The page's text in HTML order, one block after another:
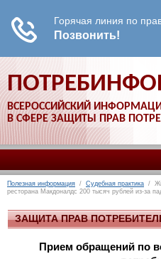
ВСЕРОССИЙСКИЙ
В СФЕРЕ ЗАЩИТЫ ПРАВ
Полезная информация / Судебная практика /
ресторана Макдоналдс 200 тысяч рублей из-за
ЗАЩИТА ПРАВ
Прием обращений по